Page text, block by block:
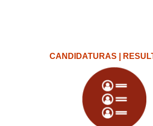
CANDIDATURAS |